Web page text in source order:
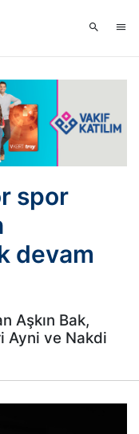
spor
devam
Aşkın Bak,
Ayni ve Nakdi